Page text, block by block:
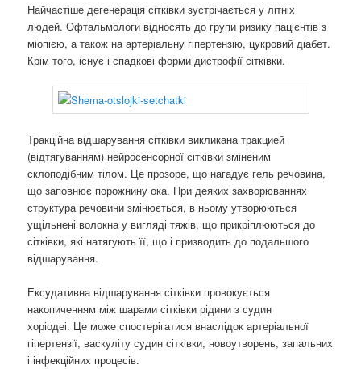
Найчастіше дегенерація сітківки зустрічається у літніх
людей. Офтальмологи відносять до групи ризику пацієнтів з
міопією, а також на артеріальну гіпертензію, цукровий діабет.
Крім того, існує і спадкові форми дистрофії сітківки.
Тракційна відшарування сітківки викликана тракцией
(відтягуванням) нейросенсорної сітківки зміненим
склоподібним тілом. Це прозоре, що нагадує гель речовина,
що заповнює порожнину ока. При деяких захворюваннях
структура речовини змінюється, в ньому утворюються
ущільнені волокна у вигляді тяжів, що прикріплюються до
сітківки, які натягують її, що і призводить до подальшого
відшарування.
Ексудативна відшарування сітківки провокується
накопиченням між шарами сітківки рідини з судин
хоріодеі. Це може спостерігатися внаслідок артеріальної
гіпертензії, васкуліту судин сітківки, новоутворень, запальних
і інфекційних процесів.